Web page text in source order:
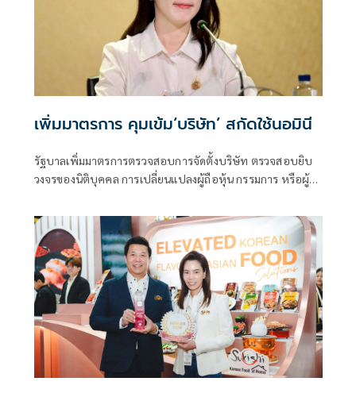
เพิ่มมาตรการ คุมเข้ม‘บริษัท’ สกัดใช้นอมินี
รัฐบาลเพิ่มมาตรการตรวจสอบการจัดตั้งบริษัท ตรวจสอบยิบ
วงจรของนิติบุคคล การเปลี่ยนแปลงผู้ถือหุ้น กรรมการ หรือผู้มี
ชาติ เริ่มใช้วันที่ 1 ส.ค.